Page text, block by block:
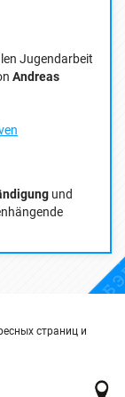
Jugendarbeit
Andreas
und
страниц и